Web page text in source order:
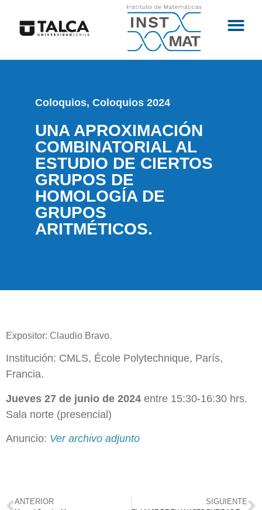
Coloquios, Coloquios 2024
UNA APROXIMACIÓN
COMBINATORIAL AL
ESTUDIO DE CIERTOS
GRUPOS DE
HOMOLOGÍA DE
GRUPOS
ARITMÉTICOS.
Expositor: Claudio Bravo.
Institución: CMLS, École Polytechnique, París,
Francia.
Jueves 27 de junio de 2024 entre 15:30-16:30 hrs.
Sala norte (presencial)
Anuncio: Ver archivo adjunto
ANTERIOR SIGUIENTE